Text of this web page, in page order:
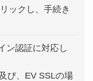
ックし、手続き
ン認証に対応し
び、EV SSLの場